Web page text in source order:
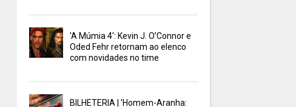
'A Múmia 4': Kevin J. O’Connor e
Oded Fehr retornam ao elenco
com novidades no time
BILHETERIA | 'Homem-Aranha: